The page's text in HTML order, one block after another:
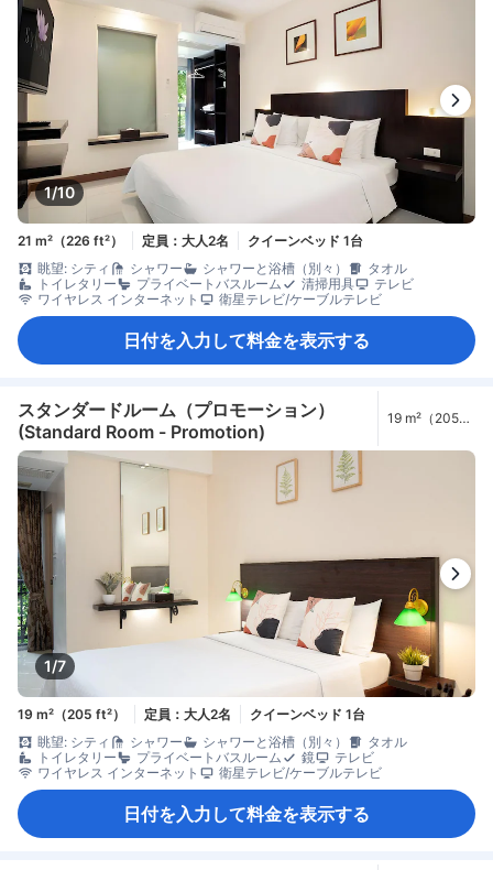
1/10
21 m²（226 ft²） 定員：大人2名
クイーンベッド 1台
眺望: シティ
シャワー シャワーと浴槽（別々）
タオル
トイレタリー
プライベートバスルーム 清掃用具
テレビ
ワイヤレス インターネット
衛星テレビ/ケーブルテレビ
日付を入力して料金を表示する
スタンダードルーム（プロモーション）
(Standard Room - Promotion)
19 m²（205
1/7
19 m²（205 ft²） 定員：大人2名
クイーンベッド 1台
眺望: シティ
シャワー シャワーと浴槽（別々）
タオル
トイレタリー
プライベートバスルーム 鏡
テレビ
ワイヤレス インターネット
衛星テレビ/ケーブルテレビ
日付を入力して料金を表示する